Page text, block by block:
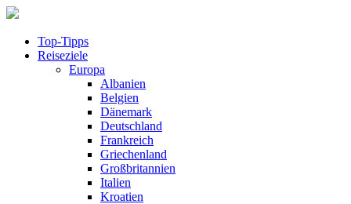
Top-Tipps
Reiseziele
Europa
Albanien
Belgien
Dänemark
Deutschland
Frankreich
Griechenland
Großbritannien
Italien
Kroatien